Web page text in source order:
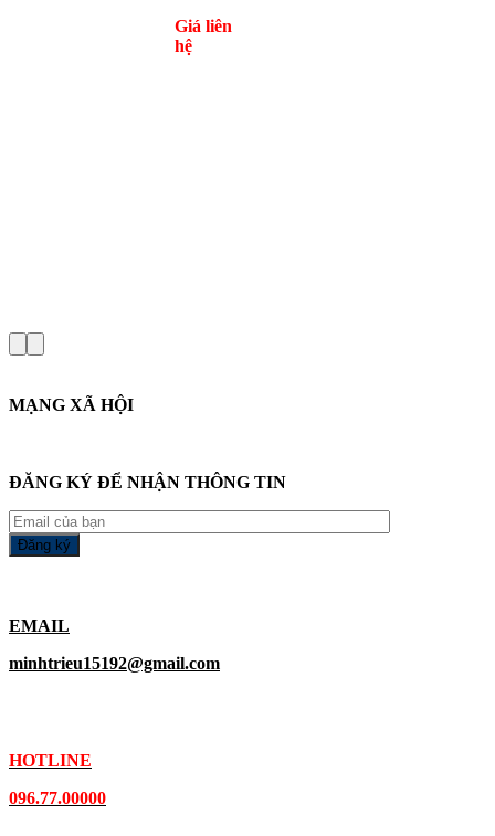
Giá liên
hệ
MẠNG XÃ HỘI
ĐĂNG KÝ ĐỂ NHẬN THÔNG TIN
EMAIL
minhtrieu15192@gmail.com
HOTLINE
096.77.00000